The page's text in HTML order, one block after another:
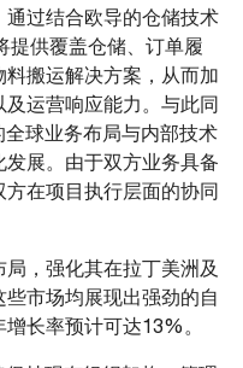
过结合欧导的仓储技术
提供覆盖仓储、订单履
搬运解决方案，从而加
运营响应能力。与此同
球业务布局与内部技术
展。由于双方业务具备
在项目执行层面的协同
，强化其在拉丁美洲及
市场均展现出强劲的自
长率预计可达13%。